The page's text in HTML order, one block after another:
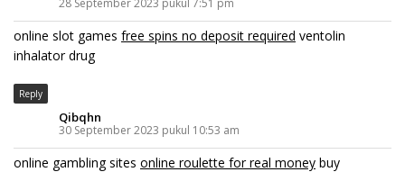
online slot games free spins no deposit required ventolin
inhalator drug
Reply
Qibqhn
30 September 2023 pukul 10:53 am
online gambling sites online roulette for real money buy